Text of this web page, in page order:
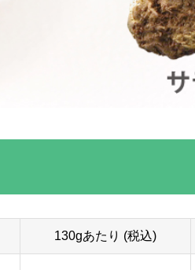
130gあたり (税込)